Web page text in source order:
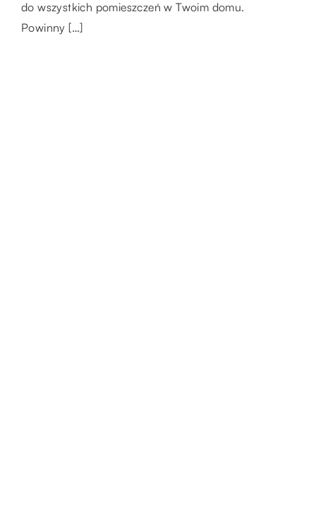
tak, abyś […]
do wszystkich pomieszczeń w Twoim domu.
Powinny […]